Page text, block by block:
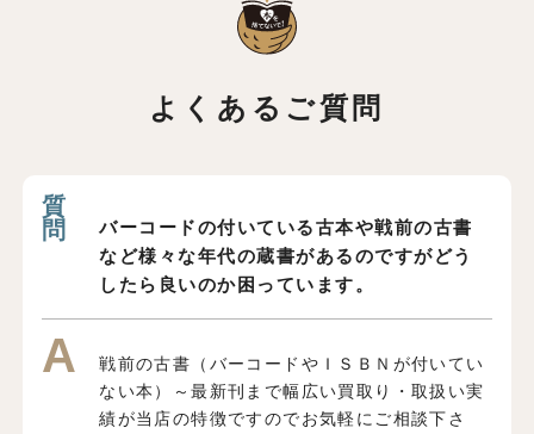
よくあるご質問
バーコードの付いている古本や戦前の古書
など様々な年代の蔵書があるのですがどう
したら良いのか困っています。
戦前の古書（バーコードやＩＳＢＮが付いてい
ない本）～最新刊まで幅広い買取り・取扱い実
績が当店の特徴ですのでお気軽にご相談下さ